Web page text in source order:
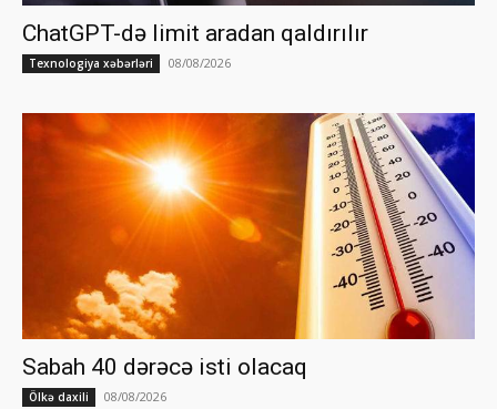
ChatGPT-də limit aradan qaldırılır
Texnologiya xəbərləri 08/08/2026
Sabah 40 dərəcə isti olacaq
Ölkə daxili 08/08/2026